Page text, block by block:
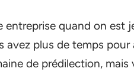
entreprise quand on est
plus de temps
de prédilection,